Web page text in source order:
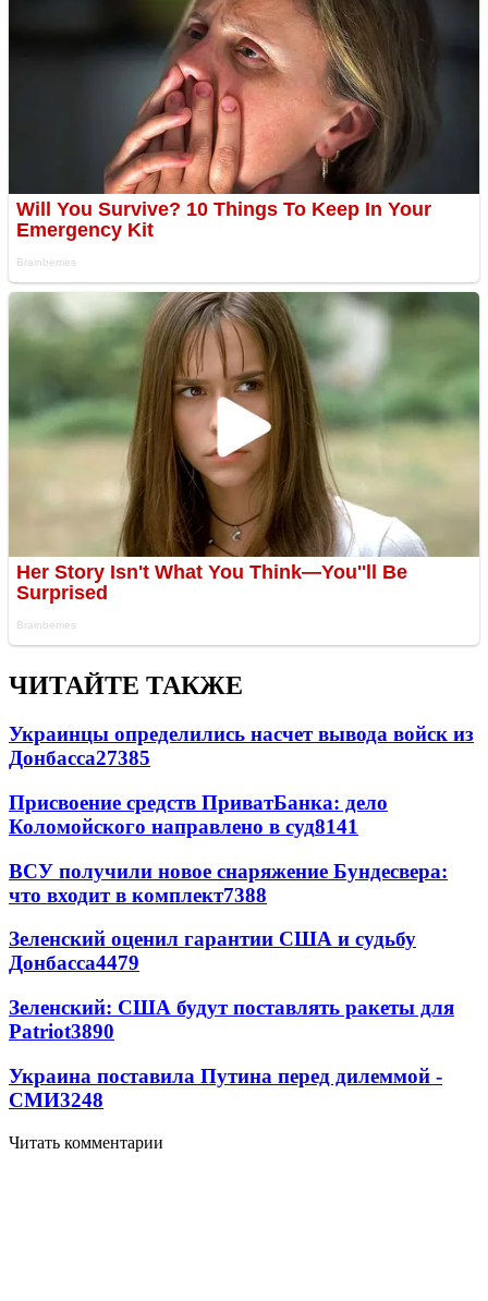
ЧИТАЙТЕ ТАКЖЕ
Украинцы определились насчет вывода войск из
Донбасса27385
Присвоение средств ПриватБанка: дело
Коломойского направлено в суд8141
ВСУ получили новое снаряжение Бундесвера:
что входит в комплект7388
Зеленский оценил гарантии США и судьбу
Донбасса4479
Зеленский: США будут поставлять ракеты для
Patriot3890
Украина поставила Путина перед дилеммой -
СМИ3248
Читать комментарии